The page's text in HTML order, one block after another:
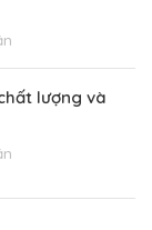
lượng và